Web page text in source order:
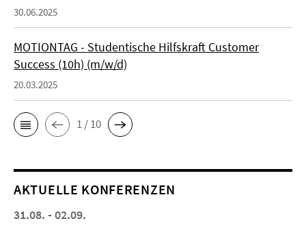
30.06.2025
MOTIONTAG - Studentische Hilfskraft Customer
Success (10h) (m/w/d)
20.03.2025
1 / 10
AKTUELLE KONFERENZEN
31.08. - 02.09.